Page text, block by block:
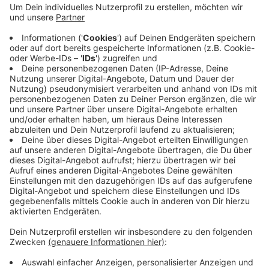
Nationalmannschaft. Die Auslosung hat bereits
Deutschland auflaufen. Der Titelverteidiger, die
Grundschule Ferdinand-Lassalle-Straße, schickt in
diesem Jahr gleich zwei Mannschaften ins Rennen
um den Pokal, genauso wie die Sankt-Antonius-
Schule.
Veröffentlicht:Freitag, 22.05.2026 09:40
Anzeige